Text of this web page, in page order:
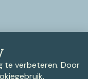
te verbeteren. Door